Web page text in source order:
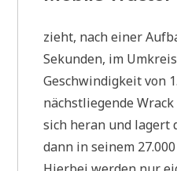
zieht, nach einer
Sekunden, im
Geschwindigkeit von
nächstliegende
sich heran und lagert
dann in seinem